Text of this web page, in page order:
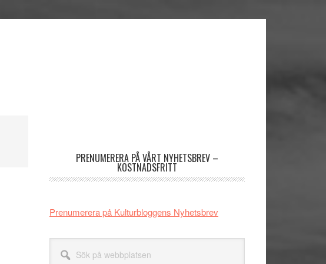
PRENUMERERA PÅ VÅRT NYHETSBREV –
KOSTNADSFRITT
Prenumerera på Kulturbloggens Nyhetsbrev